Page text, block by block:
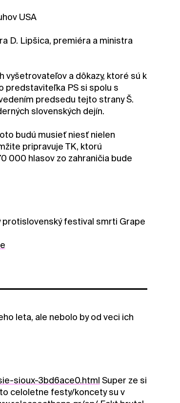
USA
D. Lipšica, premiéra a ministra
vyšetrovateľov a dôkazy, ktoré sú k
predstaviteľka PS si spolu s
predsedu tejto strany Š.
slovenských dejín.
budú musieť niesť nielen
pripravuje TK, ktorú
000 hlasov zo zahraničia bude
festival smrti Grape
leta, ale nebolo by od veci ich
sioux-3bd6ace0.html Super ze si
celoletne festy/koncety su v